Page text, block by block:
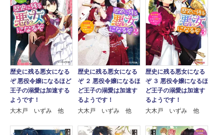
歴史に残る悪女になる
ぞ 悪役令嬢になるほど
王子の溺愛は加速する
ようです！
大木戸 いずみ 他
歴史に残る悪女になる
ぞ ２ 悪役令嬢になるほ
ど王子の溺愛は加速す
るようです！
大木戸 いずみ 他
歴史に残る悪女になる
ぞ ３ 悪役令嬢になるほ
ど王子の溺愛は加速す
るようです！
大木戸 いずみ 他